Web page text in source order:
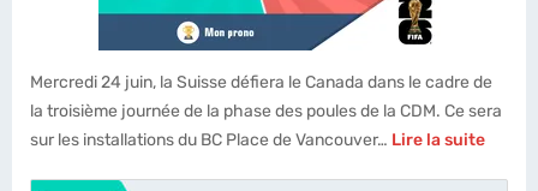
Mercredi 24 juin, la Suisse défiera le Canada dans le cadre de
la troisième journée de la phase des poules de la CDM. Ce sera
sur les installations du BC Place de Vancouver… Lire la suite